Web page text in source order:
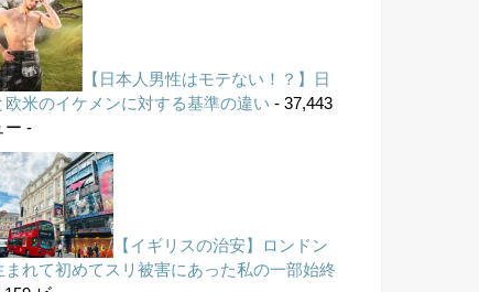
【日本人男性はモテない！？】日
欧米のイケメンに対する基準の違い - 37,443
ー -
【イギリスの治安】ロンドン
まれて初めてスリ被害にあった私の一部始終